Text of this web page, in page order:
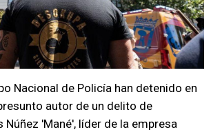
Nacional de Policía han detenido en
autor de un delito de
Núñez 'Mané', líder de la empresa